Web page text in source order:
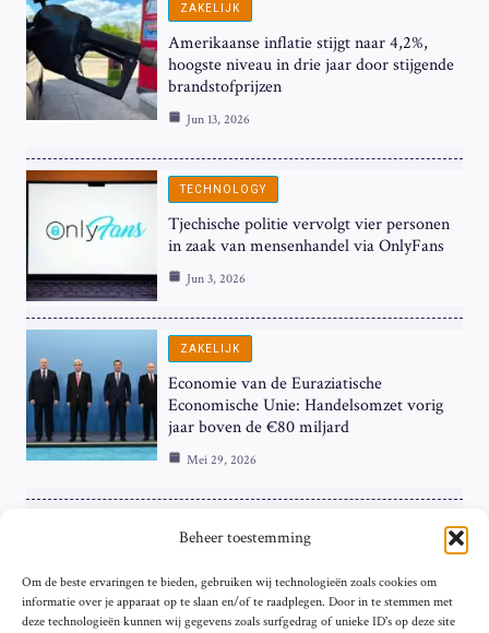
Beheer toestemming
Om de beste ervaringen te bieden, gebruiken wij technologieën zoals cookies om
informatie over je apparaat op te slaan en/of te raadplegen. Door in te stemmen met
deze technologieën kunnen wij gegevens zoals surfgedrag of unieke ID's op deze site
ZAKELIJK
Amerikaanse inflatie stijgt naar 4,2%,
hoogste niveau in drie jaar door stijgende
brandstofprijzen
Jun 13, 2026
TECHNOLOGY
Tjechische politie vervolgt vier personen
in zaak van mensenhandel via OnlyFans
Jun 3, 2026
ZAKELIJK
Economie van de Euraziatische
Economische Unie: Handelsomzet vorig
jaar boven de €80 miljard
Mei 29, 2026
ZAKELIJK
Hardnekkige Inflatie bij de ‘Grote Vier’
van de Eurozone